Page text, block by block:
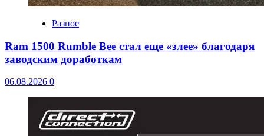
Разное
Ram 1500 Rumble Bee стал еще «злее» благодаря
заводским доработкам
06.08.2026 0